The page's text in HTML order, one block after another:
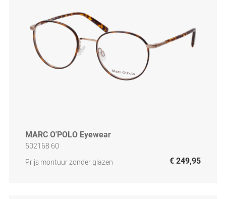
MARC O'POLO Eyewear
502168 60
Prijs montuur zonder glazen
€ 249,95